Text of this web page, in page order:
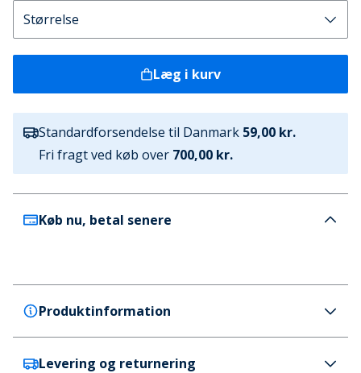
Læg i kurv
Standardforsendelse til Danmark 59,00 kr.
Fri fragt ved køb over 700,00 kr.
Køb nu, betal senere
Produktinformation
Puma
Levering og returnering